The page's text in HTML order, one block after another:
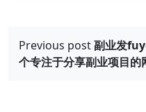
文
章
Previous post副业发
个专注于分享副业项目的